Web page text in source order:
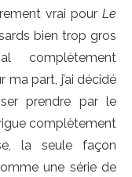
vrai pour Le
bien trop gros
complètement
ma part, j’ai décidé
prendre par le
complètement
la seule façon
une série de